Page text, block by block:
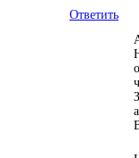
Ответить